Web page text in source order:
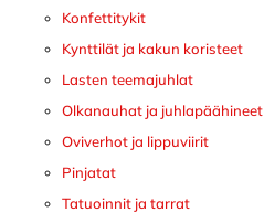
Konfettitykit
Kynttilät ja kakun koristeet
Lasten teemajuhlat
Olkanauhat ja juhlapäähineet
Oviverhot ja lippuviirit
Pinjatat
Tatuoinnit ja tarrat